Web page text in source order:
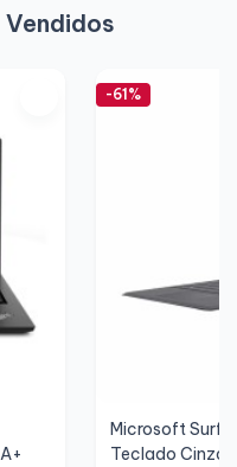
-61%
Microsoft
Teclado Cinza/